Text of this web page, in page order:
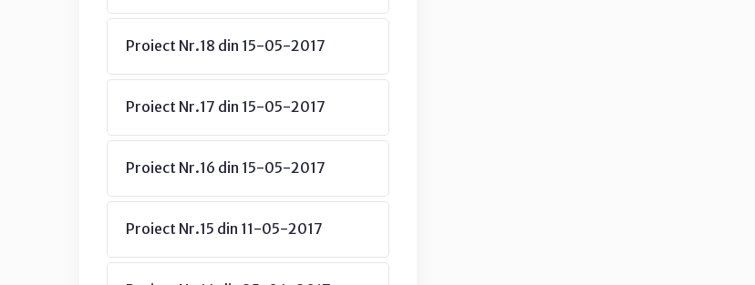
Proiect Nr.18 din 15-05-2017
Proiect Nr.17 din 15-05-2017
Proiect Nr.16 din 15-05-2017
Proiect Nr.15 din 11-05-2017